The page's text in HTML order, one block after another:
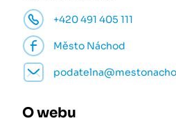
+420 491 405 111
Město Náchod
O webu